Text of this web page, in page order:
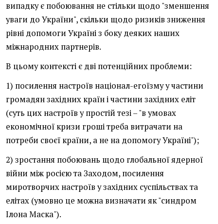
випадку є побоювання не стільки щодо "зменшення
уваги до України", скільки щодо ризиків зниження
рівні допомоги Україні з боку деяких наших
міжнародних партнерів.
В цьому контексті є дві потенційних проблеми:
1) посилення настроїв націонал-егоїзму у частини
громадян західних країн і частини західних еліт
(суть цих настроїв у простій тезі – "в умовах
економічної кризи гроші треба витрачати на
потреби своєї країни, а не на допомогу Україні");
2) зростання побоювань щодо глобальної ядерної
війни між росією та Заходом, посилення
миротворчих настроїв у західних суспільствах та
елітах (умовно це можна визначати як "синдром
Ілона Маска").